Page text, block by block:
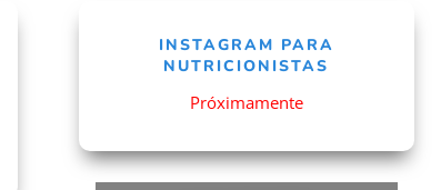
INSTAGRAM PARA
NUTRICIONISTAS
Próximamente